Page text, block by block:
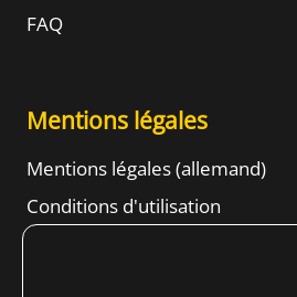
FAQ
Mentions légales
Mentions légales (allemand)
Conditions d'utilisation